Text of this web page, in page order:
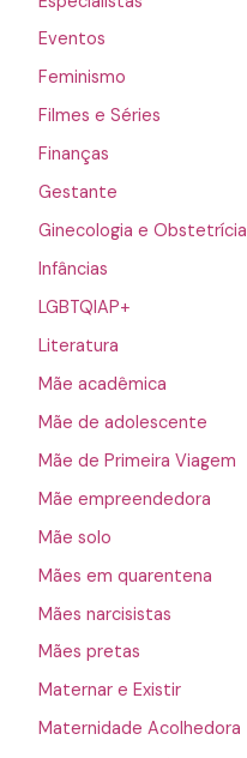
Eventos
Feminismo
Filmes e Séries
Finanças
Gestante
Ginecologia e Obstetrícia
Infâncias
LGBTQIAP+
Literatura
Mãe acadêmica
Mãe de adolescente
Mãe de Primeira Viagem
Mãe empreendedora
Mãe solo
Mães em quarentena
Mães narcisistas
Mães pretas
Maternar e Existir
Maternidade Acolhedora